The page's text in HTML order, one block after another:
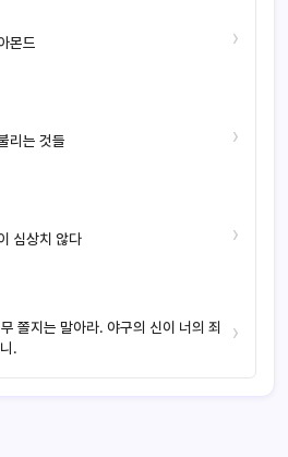
몬드 ›
리는 것들 ›
심상치 않다 ›
쫄지는 말아라. 야구의 신이 너의 죄
.
›